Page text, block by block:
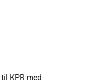
KPR med